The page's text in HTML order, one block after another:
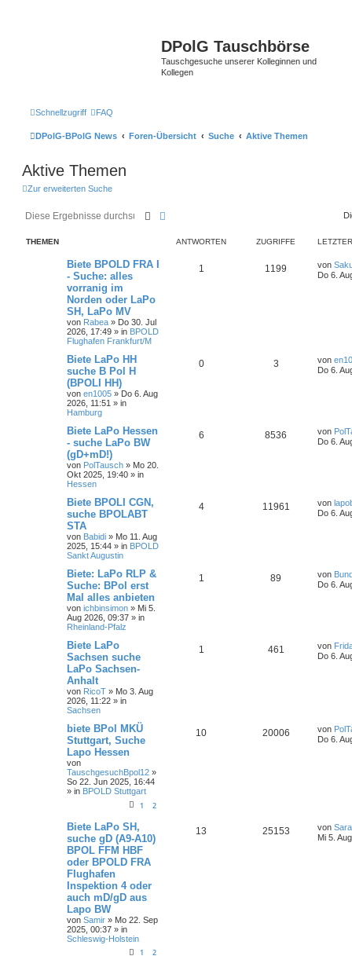
DPolG Tauschbörse
Tauschgesuche unserer Kolleginnen und
Kollegen
Schnellzugriff FAQ
DPolG-BPolG News Foren-Übersicht Suche Aktive Themen
Aktive Themen
Zur erweiterten Suche
Suche
THEMEN ANTWORTEN ZUGRIFFE
Biete BPOLD FRA I
- Suche: alles
vorranig im
Norden oder LaPo
SH, LaPo MV
von Rabea » Do 30. Jul
2026, 17:49 » in BPOLD
Flughafen Frankfurt/M
1 1199 von
Do 6.
Biete LaPo HH
suche B Pol H
(BPOLI HH)
von en1005 » Do 6. Aug
2026, 11:51 » in
Hamburg
0 3 von
Do 6.
Biete LaPo Hessen
- suche LaPo BW
(gD+mD!)
von PolTausch » Mo 20.
Okt 2025, 19:40 » in
Hessen
6 8536 von
Do 6.
Biete BPOLI CGN,
suche BPOLABT
STA
von Babidi » Mo 11. Aug
2025, 15:44 » in BPOLD
Sankt Augustin
4 11961 von
Do 6.
Biete: LaPo RLP &
Suche: BPol erst
Mal alles anbieten
von ichbinsimon » Mi 5.
Aug 2026, 09:37 » in
Rheinland-Pfalz
1 89 von
Do 6.
Biete LaPo
Sachsen suche
LaPo Sachsen-
Anhalt
von RicoT » Mo 3. Aug
2026, 11:22 » in
Sachsen
1 461 von
Do 6.
biete BPol MKÜ
Stuttgart, Suche
Lapo Hessen
von
TauschgesuchBpol12 »
So 22. Jun 2025, 16:44
» in BPOLD Stuttgart
1 2
10 20006 von
Do 6.
Biete LaPo SH,
suche gD (A9-A10)
BPOL FFM HBF
oder BPOLD FRA
Flughafen
Inspektion 4 oder
auch mD/gD aus
Lapo BW
von Samir » Mo 22. Sep
2025, 00:37 » in
Schleswig-Holstein
1 2
13 25153 von
Mi 5.